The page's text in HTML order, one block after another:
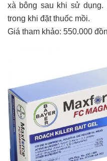
xà bông sau khi sử dụng.
trong khi đặt thuốc mồi.
Giá tham khảo: 550.000